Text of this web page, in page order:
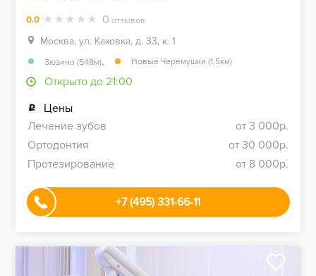
0.0 0 отзывов
Москва, ул. Каховка, д. 33, к. 1
Зюзино (548м), Новые Черемушки (1.5км)
Открыто до 21:00
Цены
Лечение зубов
от 3 000р.
Ортодонтия
от 30 000р.
Протезирование
от 8 000р.
+7 (495) 331-66-11